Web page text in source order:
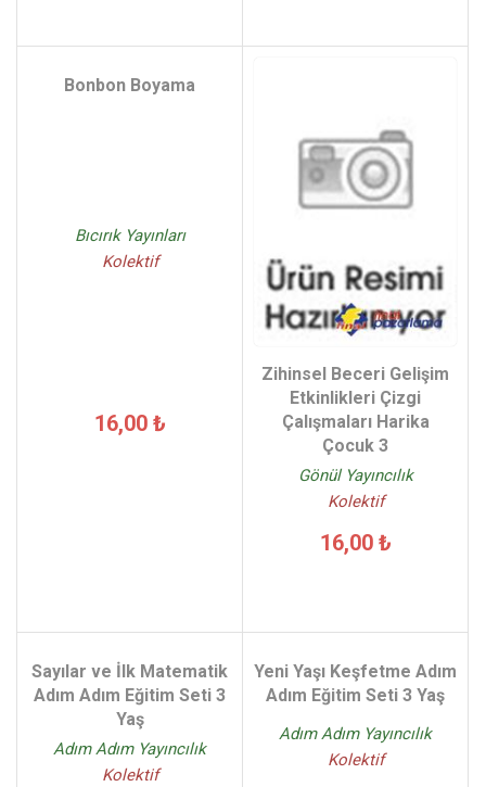
Bonbon Boyama
Bıcırık Yayınları
Kolektif
16,00 ₺
Zihinsel Beceri Gelişim
Etkinlikleri Çizgi
Çalışmaları Harika
Çocuk 3
Gönül Yayıncılık
Kolektif
16,00 ₺
Sayılar ve İlk Matematik
Adım Adım Eğitim Seti 3
Yaş
Adım Adım Yayıncılık
Kolektif
Yeni Yaşı Keşfetme Adım
Adım Eğitim Seti 3 Yaş
Adım Adım Yayıncılık
Kolektif